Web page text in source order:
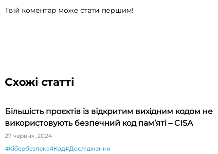
Твій коментар може стати першим!
Схожі статті
Більшість проєктів із відкритим вихідним кодом не
використовують безпечний код пам’яті – CISA
27 червня, 2024
#Кібербезпека#Код#Дослідження